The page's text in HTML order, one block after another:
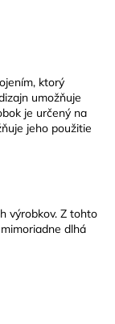
ktorý
umožňuje
je určený na
jeho použitie
výrobkov. Z tohto
dlhá